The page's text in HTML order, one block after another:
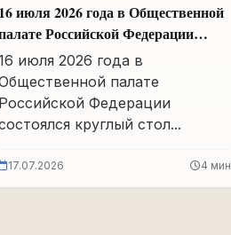
16 июля 2026 года в Общественной
Российской Федерации
круглый стол
памяти о Героях
подвига самопожертвования и
воспитание...
июля 2026 года в
палате
Российской Федерации
круглый стол...
17.07.2026 4 мин